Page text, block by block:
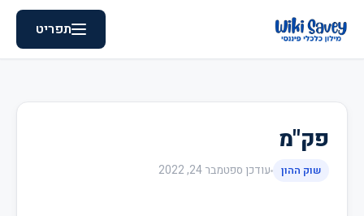
תפריט
פק"מ
שוק ההון עודכן ספטמבר 24, 2022